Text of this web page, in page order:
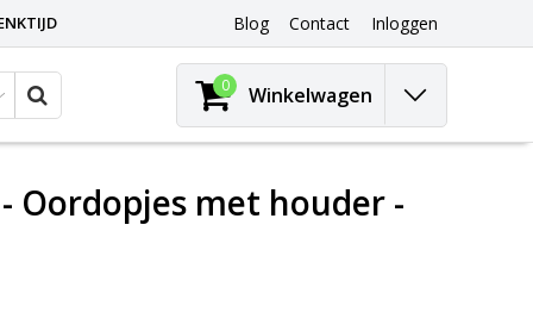
Blog Contact Inloggen
0 Winkelwagen
Oordopjes met houder -